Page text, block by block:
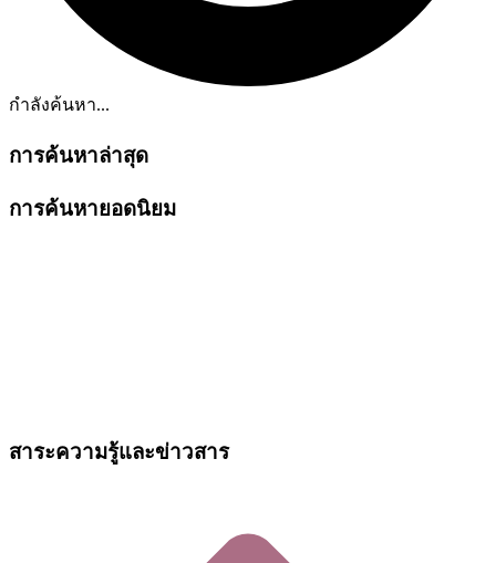
กำลังค้นหา...
การค้นหาล่าสุด
การค้นหายอดนิยม
สาระความรู้และข่าวสาร